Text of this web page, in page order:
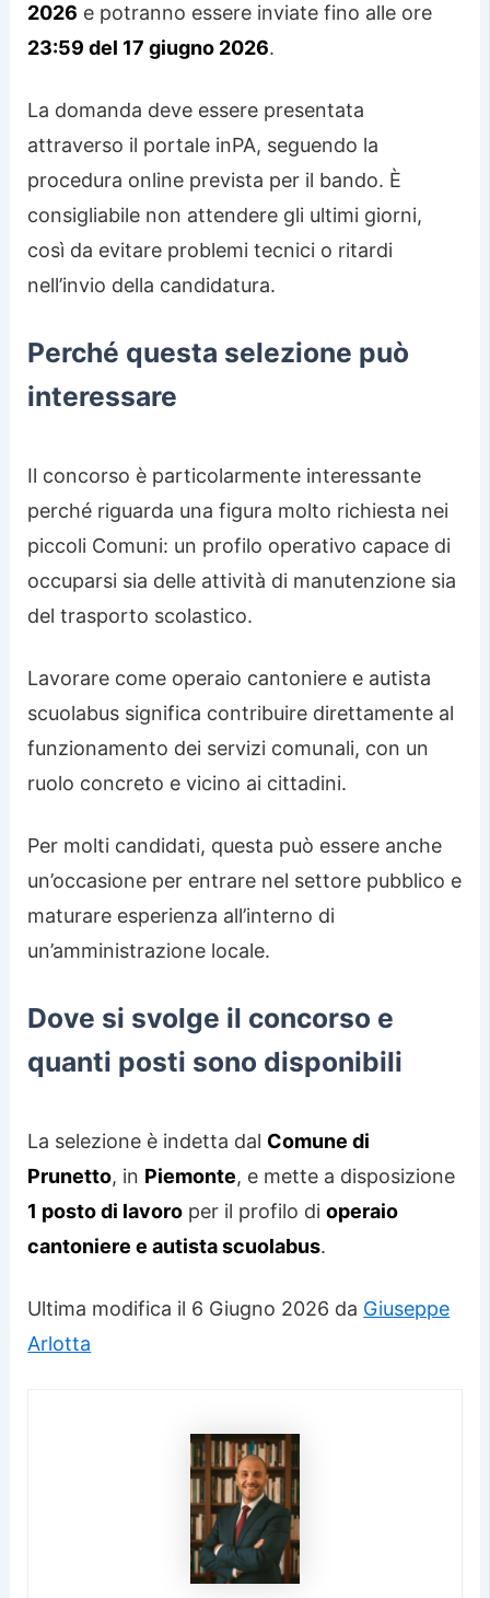
2026 e potranno essere inviate fino alle ore
23:59 del 17 giugno 2026.
La domanda deve essere presentata
attraverso il portale inPA, seguendo la
procedura online prevista per il bando. È
consigliabile non attendere gli ultimi giorni,
così da evitare problemi tecnici o ritardi
nell’invio della candidatura.
Perché questa selezione può
interessare
Il concorso è particolarmente interessante
perché riguarda una figura molto richiesta nei
piccoli Comuni: un profilo operativo capace di
occuparsi sia delle attività di manutenzione sia
del trasporto scolastico.
Lavorare come operaio cantoniere e autista
scuolabus significa contribuire direttamente al
funzionamento dei servizi comunali, con un
ruolo concreto e vicino ai cittadini.
Per molti candidati, questa può essere anche
un’occasione per entrare nel settore pubblico e
maturare esperienza all’interno di
un’amministrazione locale.
Dove si svolge il concorso e
quanti posti sono disponibili
La selezione è indetta dal Comune di
Prunetto, in Piemonte, e mette a disposizione
1 posto di lavoro per il profilo dioperaio
cantoniere e autista scuolabus.
Ultima modifica il 6 Giugno 2026 da Giuseppe
Arlotta